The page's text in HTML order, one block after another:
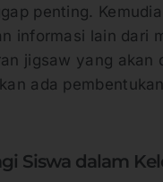
penting.
informasi lain dari
jigsaw yang akan
ada
Siswa dalam